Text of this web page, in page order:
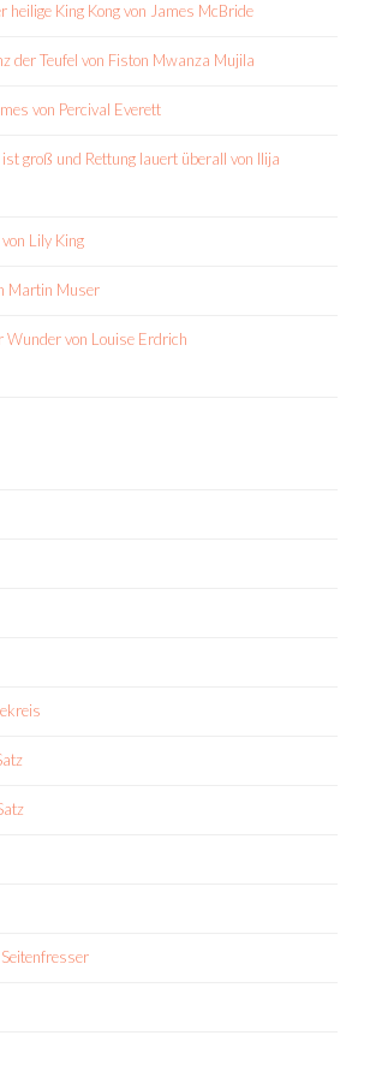
King Kong von James McBride
der Teufel von Fiston Mwanza Mujila
von Percival Everett
groß und Rettung lauert überall von Ilija
Lily King
Martin Muser
von Louise Erdrich